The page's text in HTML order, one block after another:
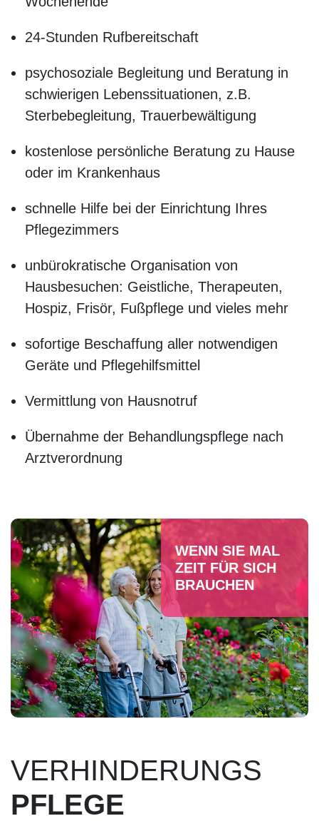
24-Stunden Rufbereitschaft
psychosoziale Begleitung und Beratung in
schwierigen Lebenssituationen, z.B.
Sterbebegleitung, Trauerbewältigung
kostenlose persönliche Beratung zu Hause
oder im Krankenhaus
schnelle Hilfe bei der Einrichtung Ihres
Pflegezimmers
unbürokratische Organisation von
Hausbesuchen: Geistliche, Therapeuten,
Hospiz, Frisör, Fußpflege und vieles mehr
sofortige Beschaffung aller notwendigen
Geräte und Pflegehilfsmittel
Vermittlung von Hausnotruf
Übernahme der Behandlungspflege nach
Arztverordnung
WENN SIE MAL
ZEIT FÜR SICH
BRAUCHEN
VERHINDERUNGS
PFLEGE